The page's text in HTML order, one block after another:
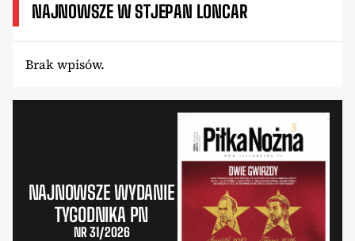
NAJNOWSZE W STJEPAN LONCAR
Brak wpisów.
NAJNOWSZE WYDANIE
TYGODNIKA PN
NR 31/2026